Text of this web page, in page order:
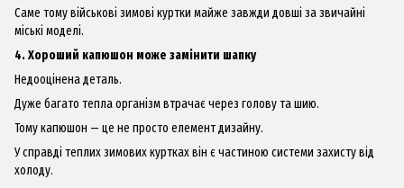
Саме тому військові зимові куртки майже завжди довші за звичайні
міські моделі.
4. Хороший капюшон може замінити шапку
Недооцінена деталь.
Дуже багато тепла організм втрачає через голову та шию.
Тому капюшон — це не просто елемент дизайну.
У справді теплих зимових куртках він є частиною системи захисту від
холоду.